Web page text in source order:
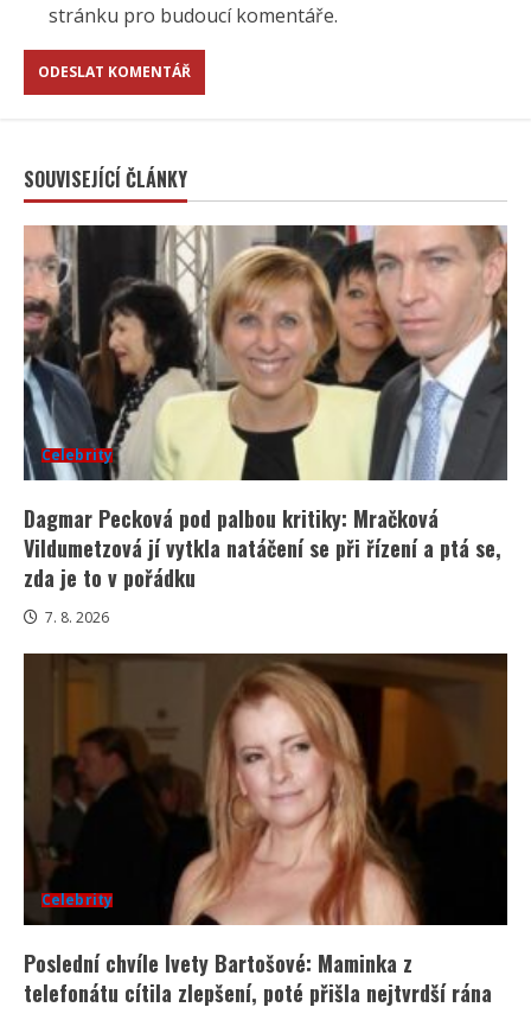
stránku pro budoucí komentáře.
SOUVISEJÍCÍ ČLÁNKY
Celebrity
Dagmar Pecková pod palbou kritiky: Mračková
Vildumetzová jí vytkla natáčení se při řízení a ptá se,
zda je to v pořádku
7. 8. 2026
Celebrity
Poslední chvíle Ivety Bartošové: Maminka z
telefonátu cítila zlepšení, poté přišla nejtvrdší rána